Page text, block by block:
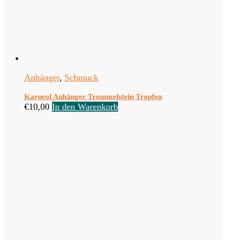
Anhänger, Schmuck
Karneol Anhänger Trommelstein Tropfen
€10,00 In den Warenkorb